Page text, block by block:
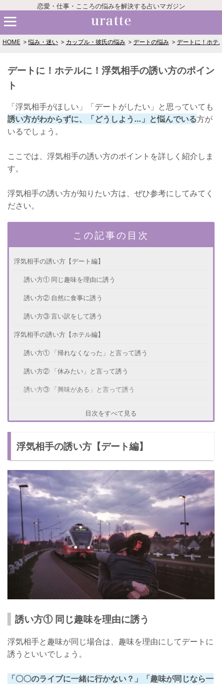
恋愛・仕事・こころの悩みを解決する占いマガジン
HOME 悩み・迷い カップル・彼氏の悩み デートの悩み デートに！ホテ
デートに！ホテルに！浮気相手の誘い方のポイン
ト
「浮気相手がほしい」「デートがしたい」と思っていても
誘い方がわからずに、「どうしよう…」と悩んでいる方が
いるでしょう。
ここでは、浮気相手の誘い方のポイントを詳しく紹介しま
す。
浮気相手の誘い方が知りたい方は、ぜひ参考にしてみてく
ださい。
この記事の目次
浮気相手の誘い方【デート編】
誘い方① 同じ趣味を理由に誘う
誘い方② 自然に食事に誘う
誘い方③ 言い訳をして誘う
浮気相手の誘い方【ホテル編】
誘い方① 「帰れなくなった」と言って誘う
誘い方② 「休みたい」と言って誘う
誘い方③ 「興味がある」と言って誘う
ポイント② 浮気相手がほしいことは伝えない
ポイント③ 浮気相手に期待をさせない
浮気相手の誘い方の注意点
注意点① 「好き」と伝えない
注意点② 本気にならない
注意点③ 無理に誘わない
注意点には気をつけよう！
目次をすべて見る
浮気相手の誘い方【デート編】
誘い方① 同じ趣味を理由に誘う
浮気相手と趣味が同じ場合は、趣味を理由にしてデートに
誘うといいでしょう。
「〇〇のライブに一緒に行かない？」「趣味が同じなら一